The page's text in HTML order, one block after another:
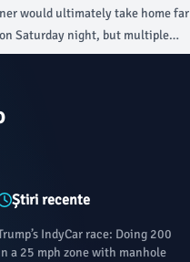
would ultimately take home far
Saturday night, but multiple
Group via Getty
5), so the jackpot grew
next drawing.
Știri recente
IndyCar race: Doing 200
a 25 mph zone with manhole